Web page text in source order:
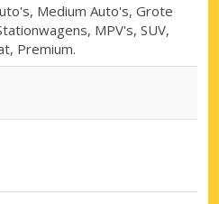
Medium Auto's, Grote
MPV's, SUV,
Premium.